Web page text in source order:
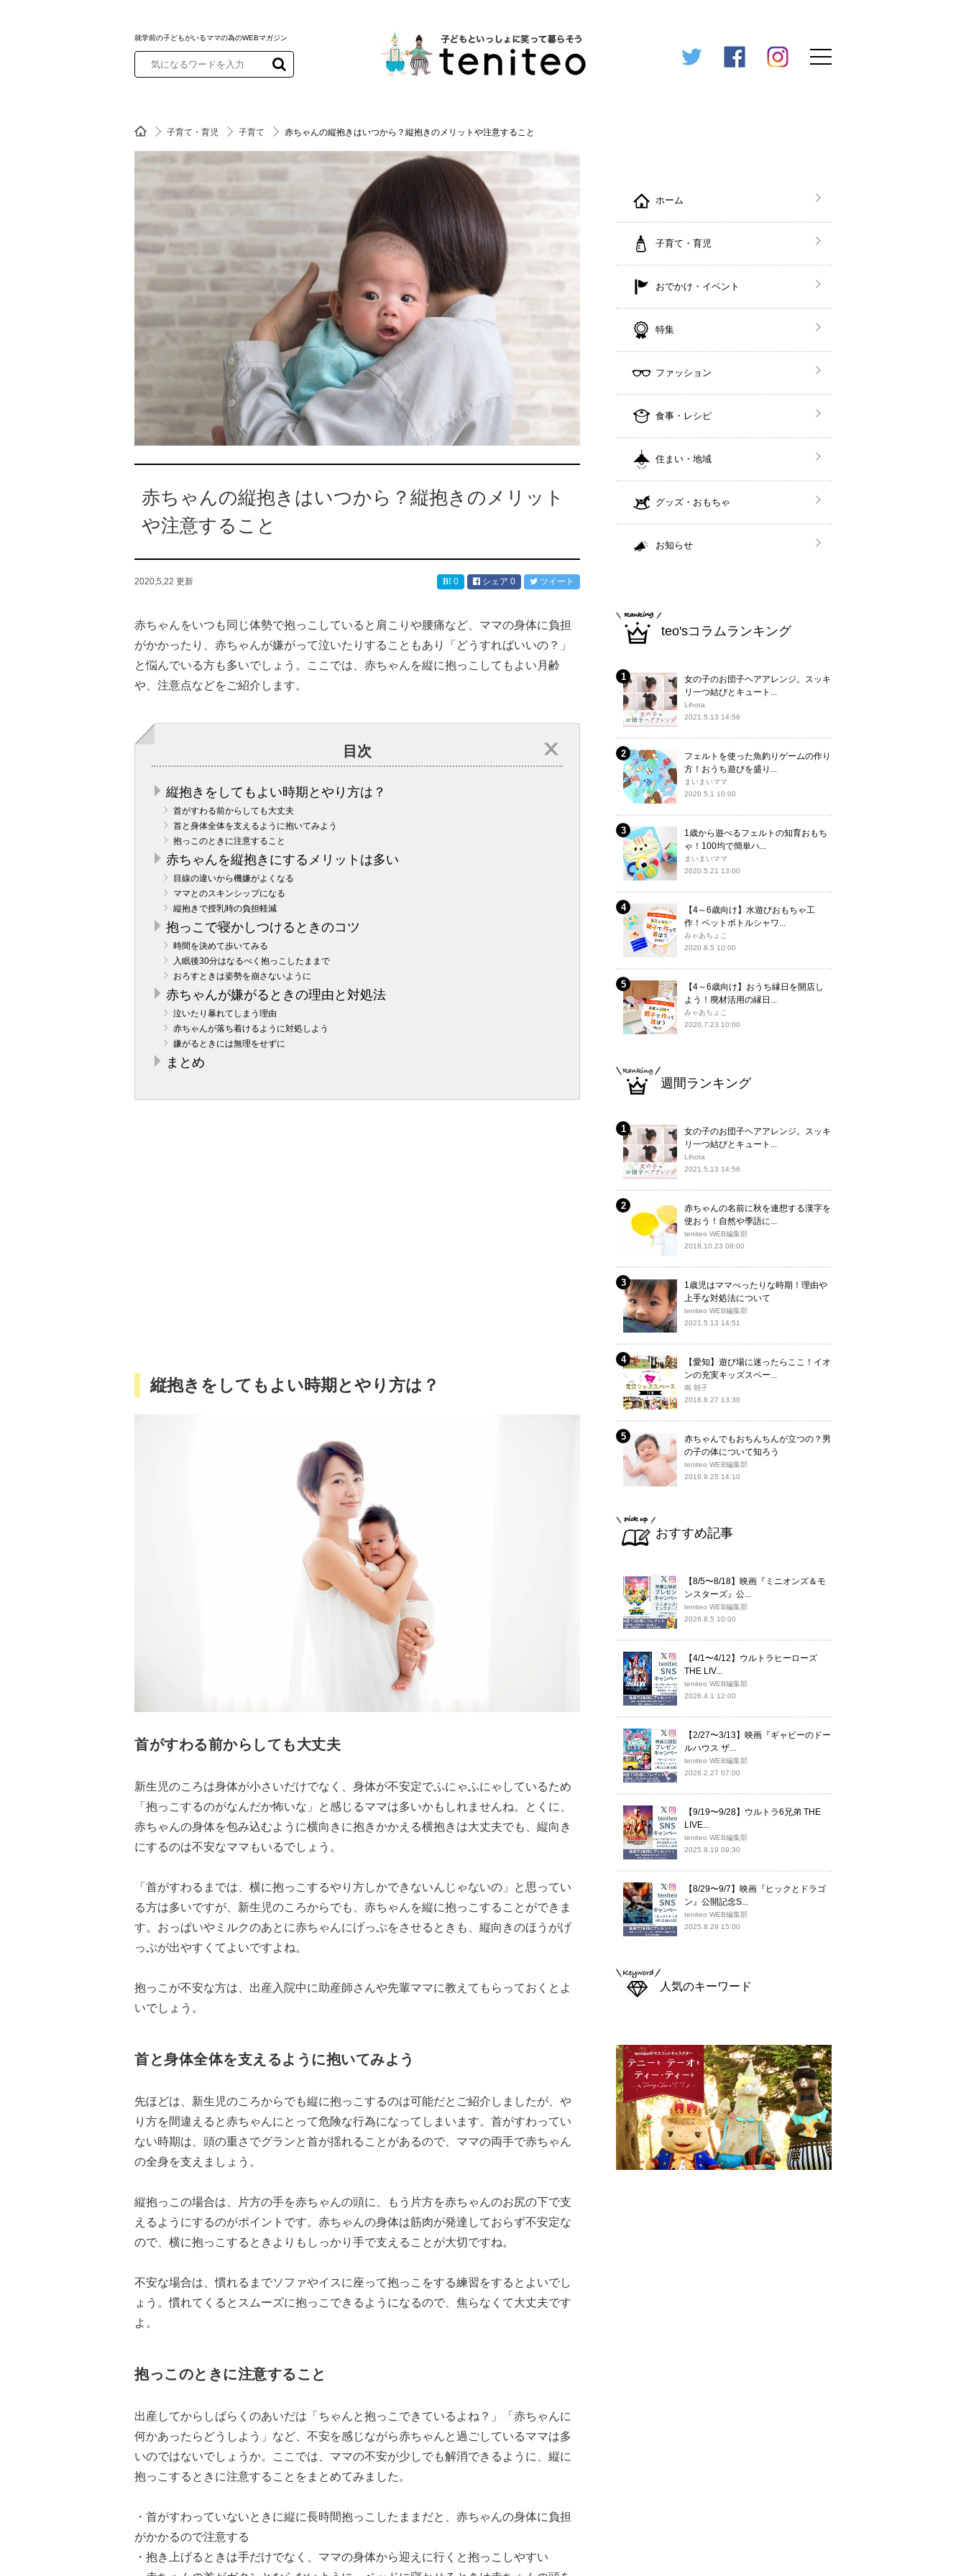
就学前の子どもがいるママの為のWEBマガジン
子育て・育児 子育て 赤ちゃんの縦抱きはいつから？縦抱きのメリットや注意すること
赤ちゃんの縦抱きはいつから？縦抱きのメリット
や注意すること
2020,5,22 更新 0 シェア 0 ツイート
赤ちゃんをいつも同じ体勢で抱っこしていると肩こりや腰痛など、ママの身体に負担
がかかったり、赤ちゃんが嫌がって泣いたりすることもあり「どうすればいいの？」
と悩んでいる方も多いでしょう。ここでは、赤ちゃんを縦に抱っこしてもよい月齢
や、注意点などをご紹介します。
目次
縦抱きをしてもよい時期とやり方は？
首がすわる前からしても大丈夫
首と身体全体を支えるように抱いてみよう
抱っこのときに注意すること
赤ちゃんを縦抱きにするメリットは多い
目線の違いから機嫌がよくなる
ママとのスキンシップになる
縦抱きで授乳時の負担軽減
抱っこで寝かしつけるときのコツ
時間を決めて歩いてみる
入眠後30分はなるべく抱っこしたままで
おろすときは姿勢を崩さないように
赤ちゃんが嫌がるときの理由と対処法
泣いたり暴れてしまう理由
赤ちゃんが落ち着けるように対処しよう
嫌がるときには無理をせずに
まとめ
縦抱きをしてもよい時期とやり方は？
首がすわる前からしても大丈夫
新生児のころは身体が小さいだけでなく、身体が不安定でふにゃふにゃしているため
「抱っこするのがなんだか怖いな」と感じるママは多いかもしれませんね。とくに、
赤ちゃんの身体を包み込むように横向きに抱きかかえる横抱きは大丈夫でも、縦向き
にするのは不安なママもいるでしょう。
「首がすわるまでは、横に抱っこするやり方しかできないんじゃないの」と思ってい
る方は多いですが、新生児のころからでも、赤ちゃんを縦に抱っこすることができま
す。おっぱいやミルクのあとに赤ちゃんにげっぷをさせるときも、縦向きのほうがげ
っぷが出やすくてよいですよね。
抱っこが不安な方は、出産入院中に助産師さんや先輩ママに教えてもらっておくとよ
いでしょう。
首と身体全体を支えるように抱いてみよう
先ほどは、新生児のころからでも縦に抱っこするのは可能だとご紹介しましたが、や
り方を間違えると赤ちゃんにとって危険な行為になってしまいます。首がすわってい
ない時期は、頭の重さでグランと首が揺れることがあるので、ママの両手で赤ちゃん
の全身を支えましょう。
縦抱っこの場合は、片方の手を赤ちゃんの頭に、もう片方を赤ちゃんのお尻の下で支
えるようにするのがポイントです。赤ちゃんの身体は筋肉が発達しておらず不安定な
ので、横に抱っこするときよりもしっかり手で支えることが大切ですね。
不安な場合は、慣れるまでソファやイスに座って抱っこをする練習をするとよいでし
ょう。慣れてくるとスムーズに抱っこできるようになるので、焦らなくて大丈夫です
よ。
抱っこのときに注意すること
出産してからしばらくのあいだは「ちゃんと抱っこできているよね？」「赤ちゃんに
何かあったらどうしよう」など、不安を感じながら赤ちゃんと過ごしているママは多
いのではないでしょうか。ここでは、ママの不安が少しでも解消できるように、縦に
抱っこするときに注意することをまとめてみました。
・首がすわっていないときに縦に長時間抱っこしたままだと、赤ちゃんの身体に負担
がかかるので注意する
・抱き上げるときは手だけでなく、ママの身体から迎えに行くと抱っこしやすい
ホーム
子育て・育児
おでかけ・イベント
特集
ファッション
食事・レシピ
住まい・地域
グッズ・おもちゃ
お知らせ
teo'sコラムランキング
女の子のお団子ヘアアレンジ。スッキ
リ一つ結びとキュート...
Lihota
2021.5.13 14:56
フェルトを使った魚釣りゲームの作り
方！おうち遊びを盛り...
まいまいママ
2020.5.1 10:00
1歳から遊べるフェルトの知育おもち
ゃ！100均で簡単ハ...
まいまいママ
2020.5.21 13:00
【4～6歳向け】水遊びおもちゃ工
作！ペットボトルシャワ...
みゃあちょこ
2020.8.5 10:00
【4～6歳向け】おうち縁日を開店し
よう！廃材活用の縁日...
みゃあちょこ
2020.7.23 10:00
週間ランキング
女の子のお団子ヘアアレンジ。スッキ
リ一つ結びとキュート...
Lihota
2021.5.13 14:56
赤ちゃんの名前に秋を連想する漢字を
使おう！自然や季語に...
teniteo WEB編集部
2018.10.23 08:00
1歳児はママべったりな時期！理由や
上手な対処法について
teniteo WEB編集部
2021.5.13 14:51
【愛知】遊び場に迷ったらここ！イオ
ンの充実キッズスペー...
南 朝子
2018.8.27 13:30
赤ちゃんでもおちんちんが立つの？男
の子の体について知ろう
teniteo WEB編集部
2019.9.25 14:10
おすすめ記事
【8/5〜8/18】映画『ミニオンズ＆モ
ンスターズ』公...
teniteo WEB編集部
2026.8.5 10:00
【4/1〜4/12】ウルトラヒーローズ
THE LIV...
teniteo WEB編集部
2026.4.1 12:00
【2/27〜3/13】映画『ギャビーのドー
ルハウス ザ...
teniteo WEB編集部
2026.2.27 07:00
【9/19〜9/28】ウルトラ6兄弟 THE
LIVE...
teniteo WEB編集部
2025.9.19 09:30
【8/29〜9/7】映画『ヒックとドラゴ
ン』公開記念S...
teniteo WEB編集部
2025.8.29 15:00
人気のキーワード